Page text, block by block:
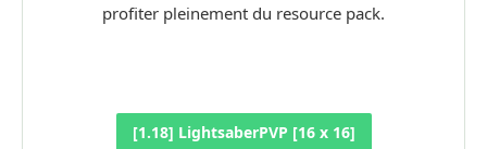
profiter pleinement du resource pack.
[1.18] LightsaberPVP [16 x 16]